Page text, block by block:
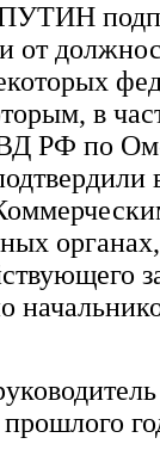
от
в
РФ по